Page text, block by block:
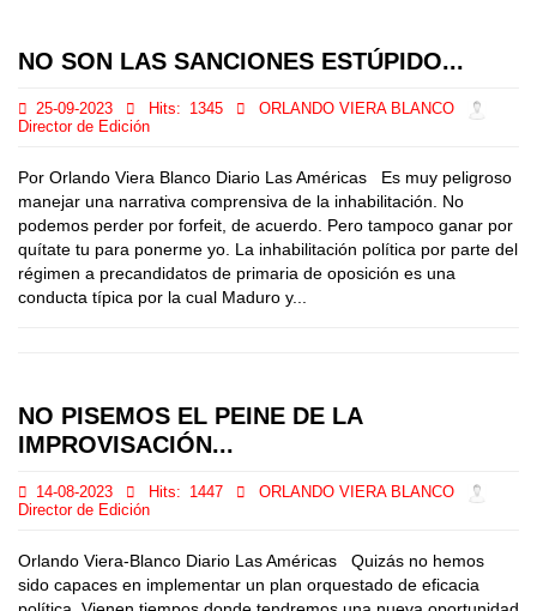
NO SON LAS SANCIONES ESTÚPIDO...
25-09-2023 Hits: 1345
ORLANDO VIERA BLANCO
Director de Edición
Por Orlando Viera Blanco Diario Las Américas Es muy peligroso
manejar una narrativa comprensiva de la inhabilitación. No
podemos perder por forfeit, de acuerdo. Pero tampoco ganar por
quítate tu para ponerme yo. La inhabilitación política por parte del
régimen a precandidatos de primaria de oposición es una
conducta típica por la cual Maduro y...
NO PISEMOS EL PEINE DE LA
IMPROVISACIÓN...
14-08-2023 Hits: 1447
ORLANDO VIERA BLANCO
Director de Edición
Orlando Viera-Blanco Diario Las Américas Quizás no hemos
sido capaces en implementar un plan orquestado de eficacia